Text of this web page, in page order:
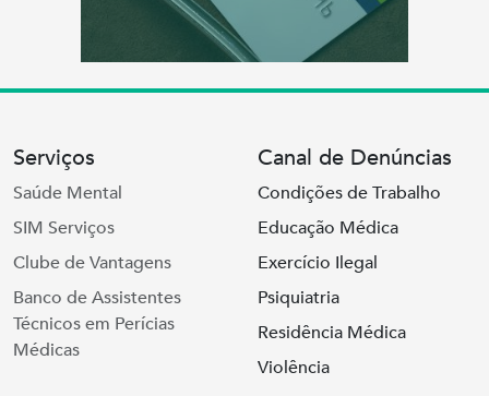
Serviços
Saúde Mental
SIM Serviços
Clube de Vantagens
Banco de Assistentes
Técnicos em Perícias
Médicas
Canal de Denúncias
Condições de Trabalho
Educação Médica
Exercício Ilegal
Psiquiatria
Residência Médica
Violência